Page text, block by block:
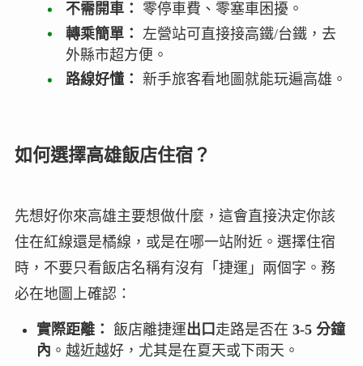
不需開車：
零停車費、零塞車困擾。
轉乘簡單：
左營站可直接接高鐵/台鐵，去
外縣市超方便。
路線好懂： 新手旅客看地圖就能玩遍高雄。
如何選擇高雄飯店住宿？
先想好你來高雄主要想做什麼，這會直接決定你該
住在紅線還是橘線，或是在哪一站附近。選擇住宿
時，不要只看飯店名稱有沒有「捷運」兩個字。務
必在地圖上確認：
實際距離： 飯店離捷運出口 走路是否在 3-5 分鐘
內 。越近越好，尤其是在夏天或下雨天。